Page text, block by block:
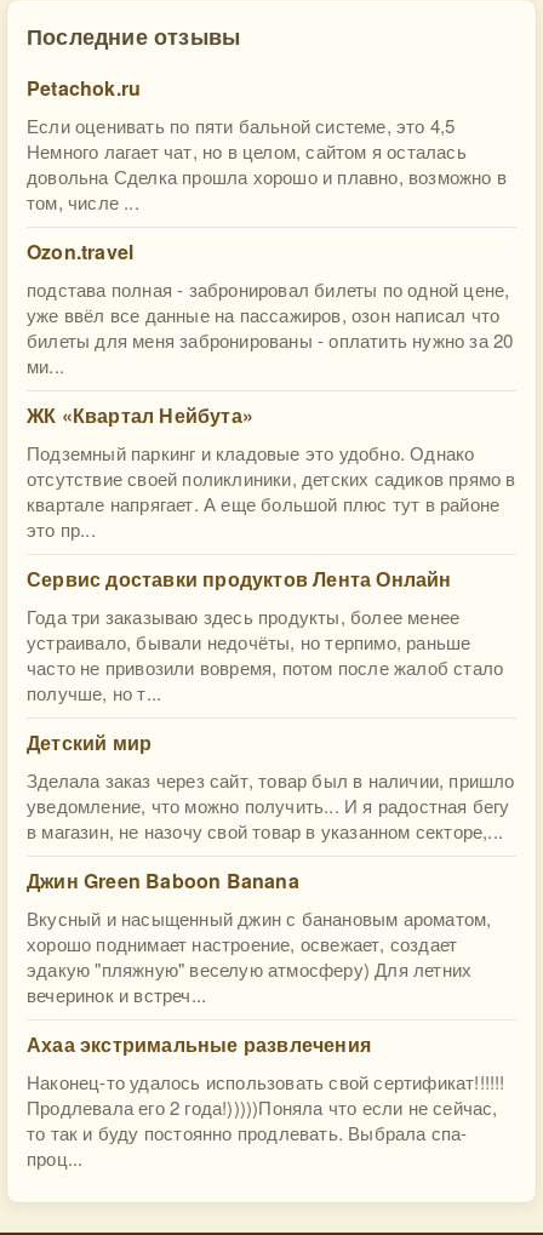
Последние отзывы
Petachok.ru
Если оценивать по пяти бальной системе, это 4,5
Немного лагает чат, но в целом, сайтом я осталась
довольна Сделка прошла хорошо и плавно, возможно в
том, числе ...
Ozon.travel
подстава полная - забронировал билеты по одной цене,
уже ввёл все данные на пассажиров, озон написал что
билеты для меня забронированы - оплатить нужно за 20
ми...
ЖК «Квартал Нейбута»
Подземный паркинг и кладовые это удобно. Однако
отсутствие своей поликлиники, детских садиков прямо в
квартале напрягает. А еще большой плюс тут в районе
это пр...
Сервис доставки продуктов Лента Онлайн
Года три заказываю здесь продукты, более менее
устраивало, бывали недочёты, но терпимо, раньше
часто не привозили вовремя, потом после жалоб стало
получше, но т...
Детский мир
Зделала заказ через сайт, товар был в наличии, пришло
уведомление, что можно получить... И я радостная бегу
в магазин, не назочу свой товар в указанном секторе,...
Джин Green Baboon Banana
Вкусный и насыщенный джин с банановым ароматом,
хорошо поднимает настроение, освежает, создает
эдакую "пляжную" веселую атмосферу) Для летних
вечеринок и встреч...
Ахаа экстримальные развлечения
Наконец-то удалось использовать свой сертификат!!!!!!
Продлевала его 2 года!)))))Поняла что если не сейчас,
то так и буду постоянно продлевать. Выбрала спа-
проц...